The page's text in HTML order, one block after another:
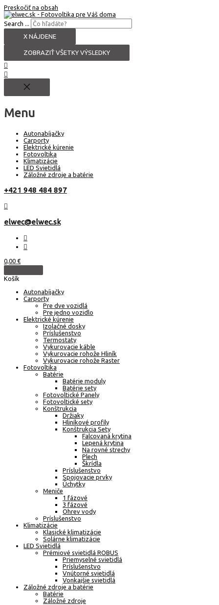
Preskočiť na obsah
Search ...
X NÁJDENE
ZOBRAZIŤ VŠETKY VÝSLEDKY
Menu
Autonabíjačky
Carporty
Elektrické kúrenie
Fotovoltika
Klimatizácie
LED Svietidlá
Záložné zdroje a batérie
+421 948 484 897
elwec@elwec.sk
0,00 €
Košík
Autonabíjačky
Carporty
Pre dve vozidlá
Pre jedno vozidlo
Elektrické kúrenie
Izolačné dosky
Príslušenstvo
Termostaty
Vykurovacie káble
Vykurovacie rohože Hliník
Vykurovacie rohože Raster
Fotovoltika
Batérie
Batérie moduly
Batérie sety
Fotovoltické Panely
Fotovoltické sety
Konštrukcia
Držiaky
Hliníkové profily
Konštrukcia Sety
Falcovaná krytina
Lepená krytina
Na rovné strechy
Plech
Škrídla
Príslušenstvo
Spojovacie prvky
Úchytky
Meniče
1 fázové
3 fázové
Ohrev vody
Príslušenstvo
Klimatizácie
Klasické klimatizácie
Solárne klimatizácie
LED Svietidlá
Prémiové svietidlá ROBUS
Priemyselné svietidlá
Príslušenstvo
Vnútorné svietidlá
Vonkajšie svietidlá
Záložné zdroje a batérie
Batérie
Záložné zdroje